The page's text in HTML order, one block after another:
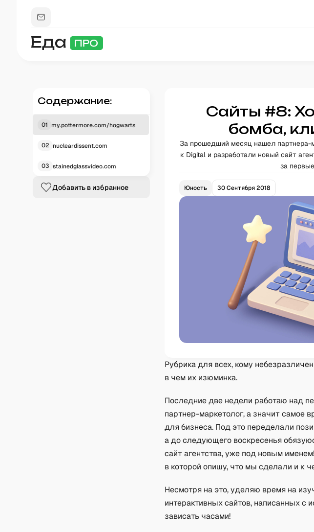
Содержание:
01 my.pottermore.com/hogwarts
02 nucleardissent.com
03 stainedglassvideo.com
Добавить в избранное
Сайты #8:
бомба,
За прошедший месяц нашел
к Digital и разработали новый сайт
за
Юность 30 Сентября 2018
Рубрика для всех, кому
в чем их изюминка.
Последние две недели работаю над
партнер-маркетолог, а значит самое
для бизнеса. Под это переделали
а до следующего воскресенья
сайт агентства, уже под новым
в которой опишу, что мы сделали и к
Несмотря на это, уделяю время на
интерактивных сайтов, написанных с
зависать часами!